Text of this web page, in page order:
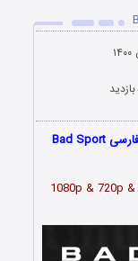
ورزش فاسد با زیرنویس فارسی Bad Sport